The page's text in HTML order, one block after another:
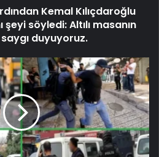
Kemal Kılıçdaroğlu
şeyi söyledi: Altılı masanın
duyuyoruz.